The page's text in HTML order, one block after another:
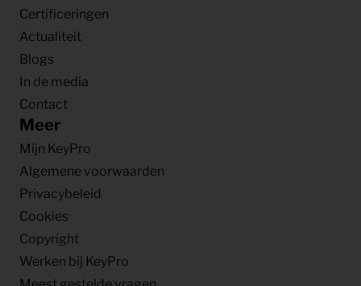
Certificeringen
Actualiteit
Blogs
In de media
Contact
Meer
Mijn KeyPro
Algemene voorwaarden
Privacybeleid
Cookies
Copyright
Werken bij KeyPro